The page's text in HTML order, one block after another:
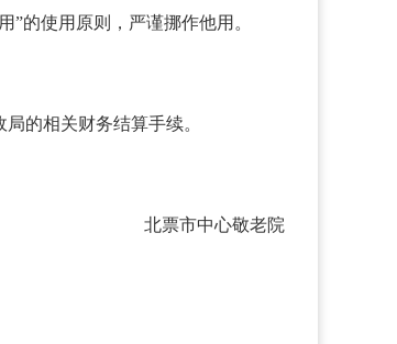
的使用原则，严谨挪作他用。
的相关财务结算手续。
北票市中心敬老院